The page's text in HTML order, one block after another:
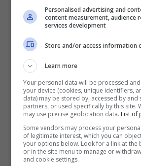
facendo potrete gustarvi
comodamente dal vostro
computer, tablet o
ricordiamo anche l’opzione
piattaforma in streaming
che necessita di un
per tutti coloro che
chiaro il match, potranno
numero 8 o 108 del vostro
Personalised advertising and
content measurement, audience
services development
Store and/or access information
Learn more
Your personal data will be processed
your device (cookies, unique identifiers,
data) may be stored by, accessed by and
partners, or used specifically by this site.
may use precise geolocation data. List of
Some vendors may process your
of legitimate interest, which you can
your options below. Look for a link at the
or in the site menu to manage or
and cookie settings.